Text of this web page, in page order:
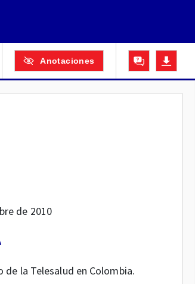
Anotaciones
de 2010
la Telesalud en Colombia.